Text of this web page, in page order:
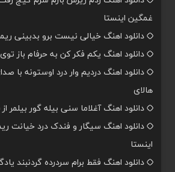
غمگین اینستا
دانلود اهنگ خیالی نیست برو بدبینی
دانلود اهنگ یکم فکر کن به حرفام باز
دانلود اهنگ دردیم وار درد اوستونه با
هالای
دانلود اهنگ آغلاما سنی بیله گور بیلمر
دانلود اهنگ سیگار و فندک درد خیانت
اینستا
دانلود اهنگ فقط برام سردرده گردنبند